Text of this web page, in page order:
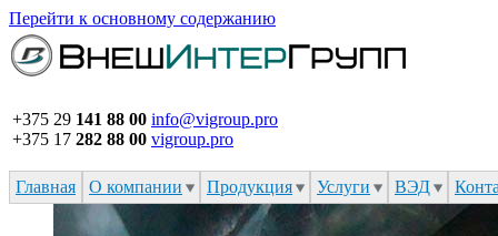
Перейти к основному содержанию
+375 29 141 88 00
+375 17 282 88 00
info@vigroup.pro
vigroup.pro
Главная О компании Продукция Услуги ВЭД